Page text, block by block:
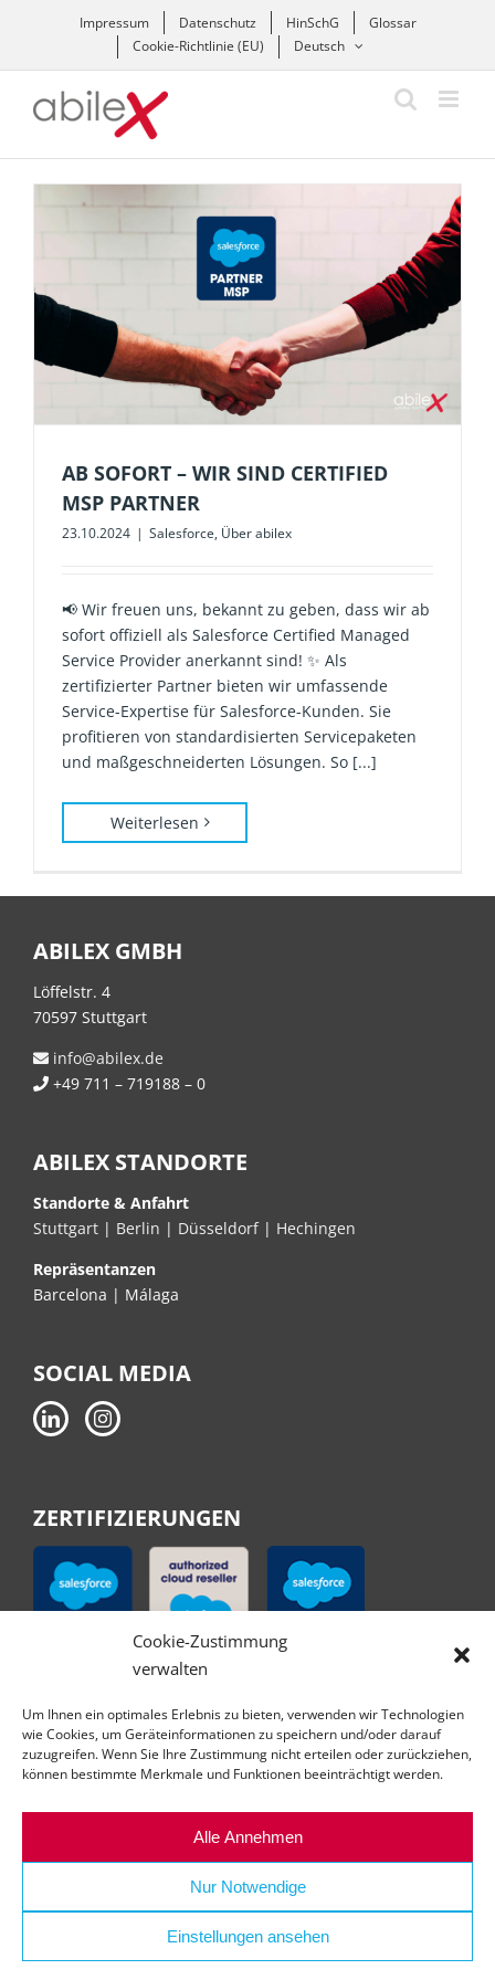
Cookie-Zustimmung
verwalten
Um Ihnen ein optimales Erlebnis zu bieten, verwenden wir Technologien
wie Cookies, um Geräteinformationen zu speichern und/oder darauf
zuzugreifen. Wenn Sie Ihre Zustimmung nicht erteilen oder zurückziehen,
können bestimmte Merkmale und Funktionen beeinträchtigt werden.
Alle Annehmen
Nur Notwendige
Einstellungen ansehen
Impressum Datenschutz HinSchG
Glossar
Cookie-Richtlinie (EU)
Deutsch
AB SOFORT – WIR SIND CERTIFIED
MSP PARTNER
23.10.2024 | Salesforce, Über abilex
📢 Wir freuen uns, bekannt zu geben, dass wir ab
sofort offiziell als Salesforce Certified Managed
Service Provider anerkannt sind! ✨ Als
zertifizierter Partner bieten wir umfassende
Service-Expertise für Salesforce-Kunden. Sie
profitieren von standardisierten Servicepaketen
und maßgeschneiderten Lösungen. So [...]
Weiterlesen
ABILEX GMBH
Löffelstr. 4
70597 Stuttgart
info@abilex.de
+49 711 – 719188 – 0
ABILEX STANDORTE
Standorte & Anfahrt
Stuttgart | Berlin | Düsseldorf | Hechingen
Repräsentanzen
Barcelona | Málaga
SOCIAL MEDIA
ZERTIFIZIERUNGEN